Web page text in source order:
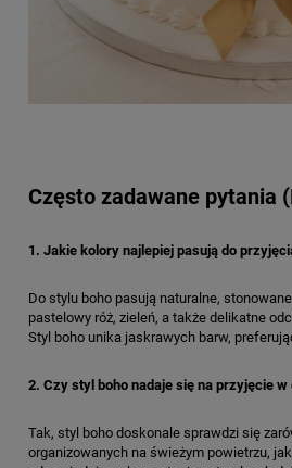
Często zadawane pytania
1. Jakie kolory najlepiej pasują do
Do stylu boho pasują naturalne,
pastelowy róż, zieleń, a także delikatne
Styl boho unika jaskrawych barw,
2. Czy styl boho nadaje się na przyjęcie w
Tak, styl boho doskonale sprawdzi się
organizowanych na świeżym powietrzu,